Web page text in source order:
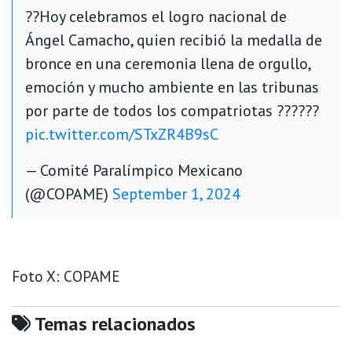
??Hoy celebramos el logro nacional de
Ángel Camacho, quien recibió la medalla de
bronce en una ceremonia llena de orgullo,
emoción y mucho ambiente en las tribunas
por parte de todos los compatriotas ??????
pic.twitter.com/STxZR4B9sC
— Comité Paralímpico Mexicano
(@COPAME) September 1, 2024
Foto X: COPAME
Temas relacionados